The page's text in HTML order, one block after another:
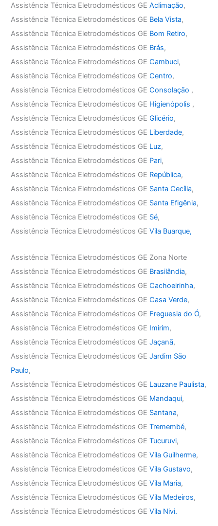
Assistência Técnica Eletrodomésticos GEAclimação,
Assistência Técnica Eletrodomésticos GE Bela Vista,
Assistência Técnica Eletrodomésticos GE Bom Retiro,
Assistência Técnica Eletrodomésticos GE Brás,
Assistência Técnica Eletrodomésticos GECambuci,
Assistência Técnica Eletrodomésticos GECentro,
Assistência Técnica Eletrodomésticos GEConsolação ,
Assistência Técnica Eletrodomésticos GE Higienópolis ,
Assistência Técnica Eletrodomésticos GEGlicério,
Assistência Técnica Eletrodomésticos GE Liberdade,
Assistência Técnica Eletrodomésticos GE Luz,
Assistência Técnica Eletrodomésticos GE Pari,
Assistência Técnica Eletrodomésticos GE República,
Assistência Técnica Eletrodomésticos GE Santa Cecília,
Assistência Técnica Eletrodomésticos GE Santa Efigênia,
Assistência Técnica Eletrodomésticos GE Sé,
Assistência Técnica Eletrodomésticos GEVila Buarque,
Assistência Técnica Eletrodomésticos GE Zona Norte
Assistência Técnica Eletrodomésticos GE Brasilândia,
Assistência Técnica Eletrodomésticos GECachoeirinha,
Assistência Técnica Eletrodomésticos GECasa Verde,
Assistência Técnica Eletrodomésticos GE Freguesia do Ó,
Assistência Técnica Eletrodomésticos GE Imirim,
Assistência Técnica Eletrodomésticos GEJaçanã,
Assistência Técnica Eletrodomésticos GEJardim São
Paulo,
Assistência Técnica Eletrodomésticos GE Lauzane Paulista,
Assistência Técnica Eletrodomésticos GE Mandaqui,
Assistência Técnica Eletrodomésticos GE Santana,
Assistência Técnica Eletrodomésticos GETremembé,
Assistência Técnica Eletrodomésticos GETucuruvi,
Assistência Técnica Eletrodomésticos GEVila Guilherme,
Assistência Técnica Eletrodomésticos GEVila Gustavo,
Assistência Técnica Eletrodomésticos GEVila Maria,
Assistência Técnica Eletrodomésticos GEVila Medeiros,
Assistência Técnica Eletrodomésticos GEVila Nivi.